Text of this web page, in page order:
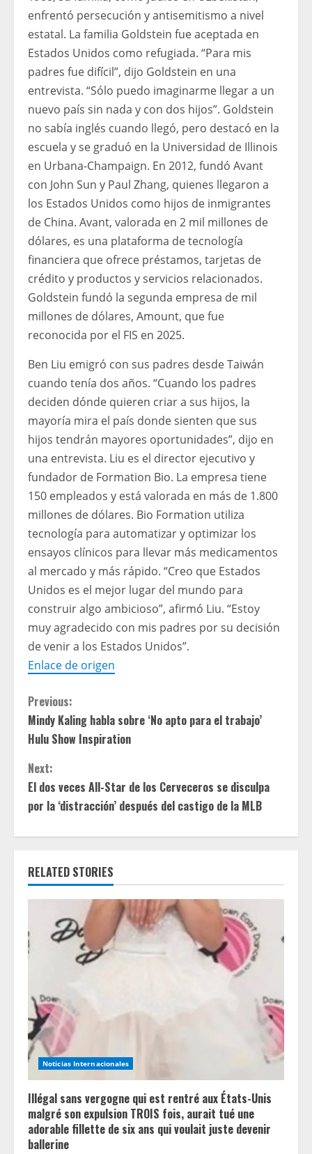
enfrentó persecución y antisemitismo a nivel
estatal. La familia Goldstein fue aceptada en
Estados Unidos como refugiada. “Para mis
padres fue difícil”, dijo Goldstein en una
entrevista. “Sólo puedo imaginarme llegar a un
nuevo país sin nada y con dos hijos”. Goldstein
no sabía inglés cuando llegó, pero destacó en la
escuela y se graduó en la Universidad de Illinois
en Urbana-Champaign. En 2012, fundó Avant
con John Sun y Paul Zhang, quienes llegaron a
los Estados Unidos como hijos de inmigrantes
de China. Avant, valorada en 2 mil millones de
dólares, es una plataforma de tecnología
financiera que ofrece préstamos, tarjetas de
crédito y productos y servicios relacionados.
Goldstein fundó la segunda empresa de mil
millones de dólares, Amount, que fue
reconocida por el FIS en 2025.
Ben Liu emigró con sus padres desde Taiwán
cuando tenía dos años. “Cuando los padres
deciden dónde quieren criar a sus hijos, la
mayoría mira el país donde sienten que sus
hijos tendrán mayores oportunidades”, dijo en
una entrevista. Liu es el director ejecutivo y
fundador de Formation Bio. La empresa tiene
150 empleados y está valorada en más de 1.800
millones de dólares. Bio Formation utiliza
tecnología para automatizar y optimizar los
ensayos clínicos para llevar más medicamentos
al mercado y más rápido. “Creo que Estados
Unidos es el mejor lugar del mundo para
construir algo ambicioso”, afirmó Liu. “Estoy
muy agradecido con mis padres por su decisión
de venir a los Estados Unidos”.
Enlace de origen
C
o
n
t
i
u
R
a
d
i
n
g
Previous:
Mindy Kaling habla sobre ‘No apto para el trabajo’
Hulu Show Inspiration
Next:
El dos veces All-Star de los Cerveceros se disculpa
por la ‘distracción’ después del castigo de la MLB
RELATED STORIES
Noticias Internacionales
Illégal sans vergogne qui est rentré aux États-Unis
malgré son expulsion TROIS fois, aurait tué une
adorable fillette de six ans qui voulait juste devenir
ballerine